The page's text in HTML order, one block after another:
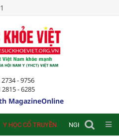
2734 - 9756
2815 - 6285
MagazineOnline
Y HỌC CỔ TRUYỀN NGHIÊN CỨU